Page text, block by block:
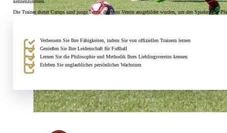
kennenzulernen.
Die Trainer dieser Camps sind junge Leute, die vom Verein ausgebildet wurden, um den Spielern die
Verbessern Sie Ihre Fähigkeiten, indem Sie von offiziellen Trainern lernen
Genießen Sie Ihre Leidenschaft für Fußball
Lernen Sie die Philosophie und Methodik Ihres Lieblingsvereins kennen
Erleben Sie unglaubliches persönliches Wachstum